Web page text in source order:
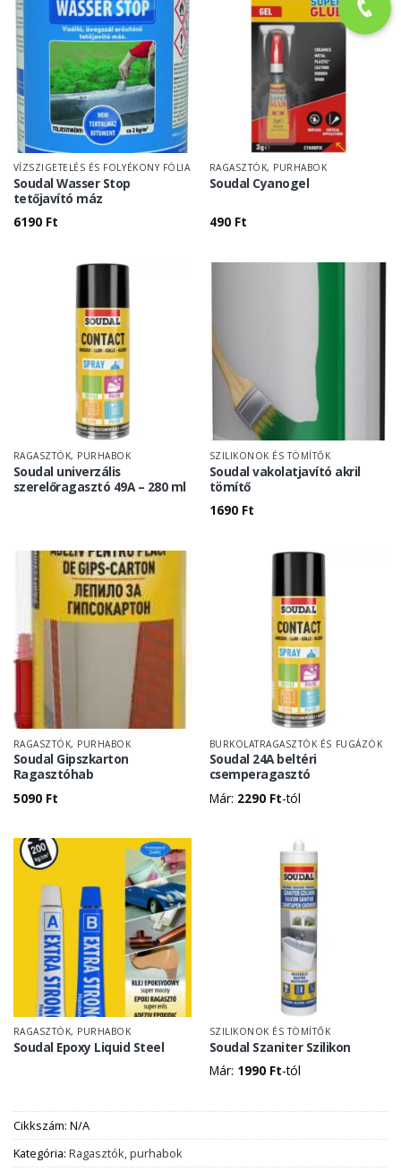
VÍZSZIGETELÉS ÉS FOLYÉKONY FÓLIA
Soudal Wasser Stop
tetőjavító máz
6190 Ft
RAGASZTÓK, PURHABOK
Soudal Cyanogel
490 Ft
RAGASZTÓK, PURHABOK
Soudal univerzális
szerelőragasztó 49A – 280 ml
SZILIKONOK ÉS TÖMÍTŐK
Soudal vakolatjavító akril
tömítő
1690 Ft
RAGASZTÓK, PURHABOK
Soudal Gipszkarton
Ragasztóhab
5090 Ft
BURKOLATRAGASZTÓK ÉS FUGÁZÓK
Soudal 24A beltéri
csemperagasztó
Már: 2290 Ft-tól
RAGASZTÓK, PURHABOK
Soudal Epoxy Liquid Steel
SZILIKONOK ÉS TÖMÍTŐK
Soudal Szaniter Szilikon
Már: 1990 Ft-tól
Cikkszám: N/A
Kategória: Ragasztók, purhabok